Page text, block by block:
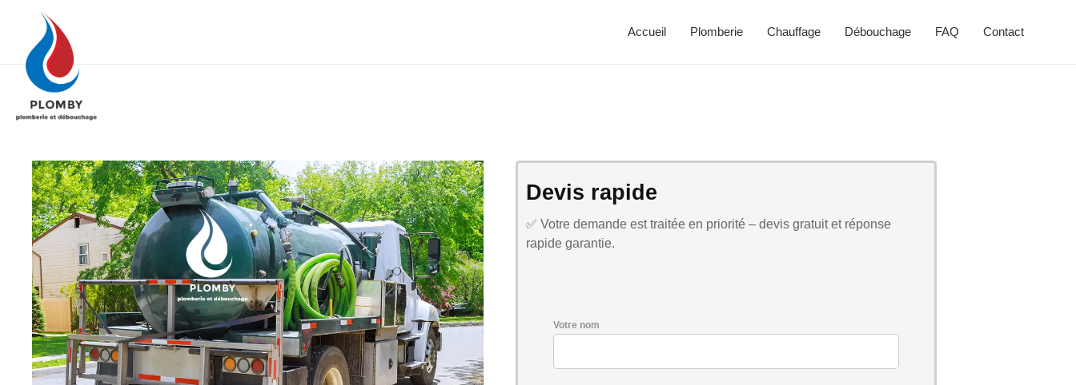
Accueil Plomberie Chauffage Débouchage FAQ Contact
Devis rapide
✅ Votre demande est traitée en priorité – devis gratuit et réponse
rapide garantie.
Votre nom